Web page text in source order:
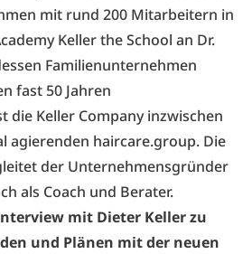
mit rund 200 Mitarbeitern in
Keller the School an Dr.
Familienunternehmen
fast 50 Jahren
die Keller Company inzwischen
agierenden haircare.group. Die
der Unternehmensgründer
als Coach und Berater.
mit Dieter Keller zu
und Plänen mit der neuen